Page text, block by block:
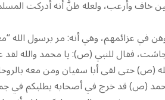
خاف وأرعب، ولعله ظنَّ أنه أدركت
في عزائمهم، وهي أنه: مر برسول الله
فقال للنبي (ص): يا محمد والله لقد
(ص) حتى لقى أبا سفيان ومن معه
محمد (ص) قد خرج في أصحابه يطلبكم في